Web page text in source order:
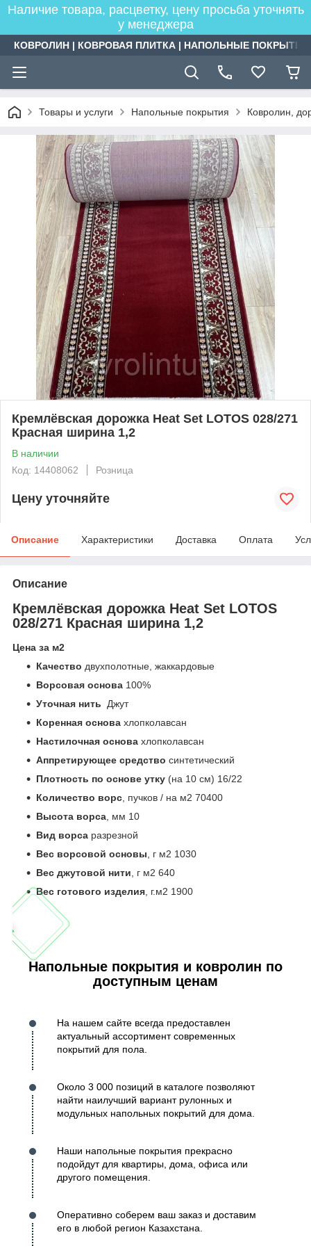
Наличие товара, расцветку, цену просьба уточнять
у менеджера
КОВРОЛИН | КОВРОВАЯ ПЛИТКА | НАПОЛЬНЫЕ
Товары и услуги Напольные покрытия Ковролин,
Кремлёвская дорожка Heat Set LOTOS 028/271
Красная ширина 1,2
В наличии
Код: 14408062
Розница
Цену уточняйте
Описание Характеристики Доставка Оплата
Описание
Кремлёвская дорожка Heat Set LOTOS
028/271 Красная ширина 1,2
Цена за м2
Качество двухполотные, жаккардовые
Ворсовая основа 100%
Уточная нить Джут
Коренная основа хлопколавсан
Настилочная основа хлопколавсан
Аппретирующее средство синтетический
Плотность по основе утку (на 10 см) 16/22
Количество ворс, пучков / на м2 70400
Высота ворса, мм 10
Вид ворса разрезной
Вес ворсовой основы, г м2 1030
Вес джутовой нити, г м2 640
Вес готового изделия, г.м2 1900
Напольные покрытия и ковролин по
доступным ценам
На нашем сайте всегда предоставлен
актуальный ассортимент современных
покрытий для пола.
Около 3 000 позиций в каталоге позволяют
найти наилучший вариант рулонных и
модульных напольных покрытий для дома.
Наши напольные покрытия прекрасно
подойдут для квартиры, дома, офиса или
другого помещения.
Оперативно соберем ваш заказ и доставим
его в любой регион Казахстана.